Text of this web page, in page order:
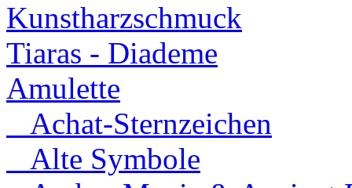
Kunstharzschmuck
Tiaras - Diademe
Amulette
Achat-Sternzeichen
Alte Symbole